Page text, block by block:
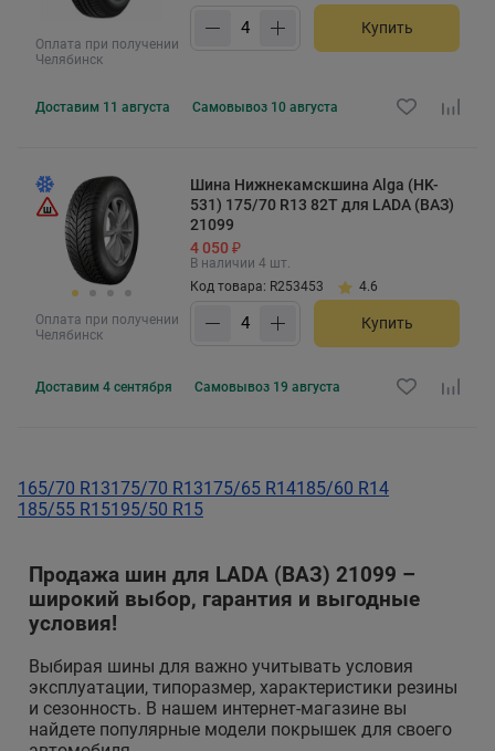
Оплата при получении
Челябинск
Купить
Доставим 11 августа Самовывоз 10 августа
Оплата при получении
Челябинск
Шина Нижнекамскшина Alga (HK-
531) 175/70 R13 82T для LADA (ВАЗ)
21099
4 050 ₽
В наличии 4 шт.
Код товара: R253453
4.6
Купить
Доставим 4 сентября Самовывоз 19 августа
165/70 R13175/70 R13175/65 R14185/60 R14
185/55 R15195/50 R15
Продажа шин для LADA (ВАЗ) 21099 –
широкий выбор, гарантия и выгодные
условия!
Выбирая шины для важно учитывать условия
эксплуатации, типоразмер, характеристики резины
и сезонность. В нашем интернет-магазине вы
найдете популярные модели покрышек для своего